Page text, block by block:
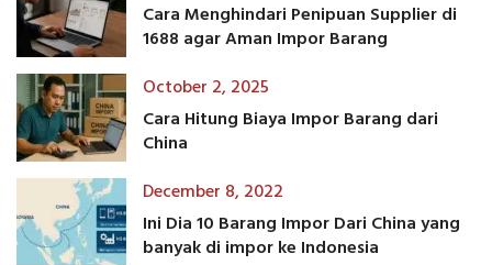
Cara Menghindari Penipuan Supplier di
1688 agar Aman Impor Barang
October 2, 2025
Cara Hitung Biaya Impor Barang dari
China
December 8, 2022
Ini Dia 10 Barang Impor Dari China yang
banyak di impor ke Indonesia